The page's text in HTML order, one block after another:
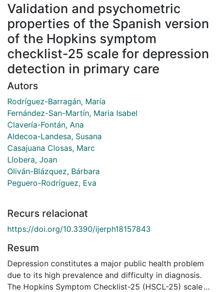
Validation and psychometric
properties of the Spanish version
of the Hopkins symptom
checklist-25 scale for depression
detection in primary care
Autors
Rodríguez-Barragán, María
Fernández-San-Martín, Maria Isabel
Clavería-Fontán, Ana
Aldecoa-Landesa, Susana
Casajuana Closas, Marc
Llobera, Joan
Oliván-Blázquez, Bárbara
Peguero-Rodríguez, Eva
Recurs relacionat
https://doi.org/10.3390/ijerph18157843
Resum
Depression constitutes a major public health problem
due to its high prevalence and difficulty in diagnosis.
The Hopkins Symptom Checklist-25 (HSCL-25) scale